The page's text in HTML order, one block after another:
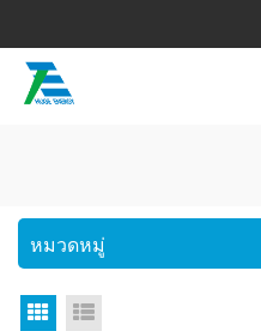
หมวดหมู่
มุมมองตาราง